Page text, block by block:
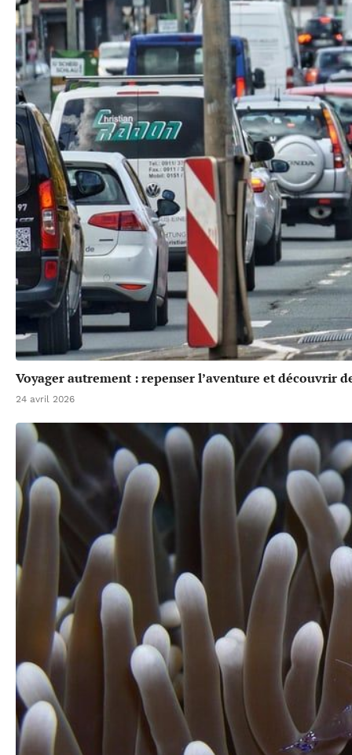
Voyager autrement : repenser l’aventure et découvrir
24 avril 2026